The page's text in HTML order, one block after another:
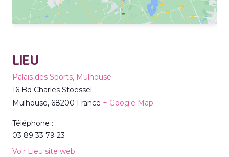
LIEU
Palais des Sports, Mulhouse
16 Bd Charles Stoessel
Mulhouse, 68200 France + Google Map
Téléphone :
03 89 33 79 23
Voir Lieu site web